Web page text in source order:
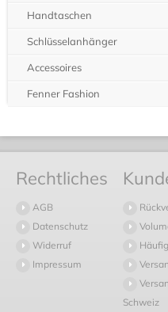
Handtaschen
Schlüsselanhänger
Accessoires
Fenner Fashion
Rechtliches
AGB
Datenschutz
Widerruf
Impressum
Schweiz